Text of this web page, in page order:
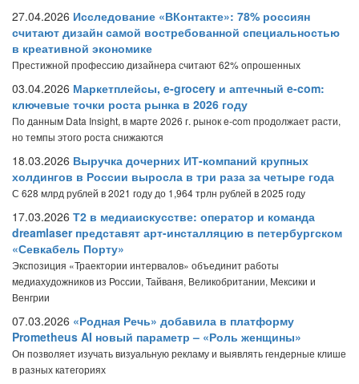
27.04.2026 Исследование «ВКонтакте»: 78% россиян
считают дизайн самой востребованной специальностью
в креативной экономике
Престижной профессию дизайнера считают 62% опрошенных
03.04.2026 Маркетплейсы, e-grocery и аптечный e-com:
ключевые точки роста рынка в 2026 году
По данным Data Insight, в марте 2026 г. рынок e-com продолжает расти,
но темпы этого роста снижаются
18.03.2026 Выручка дочерних ИТ-компаний крупных
холдингов в России выросла в три раза за четыре года
С 628 млрд рублей в 2021 году до 1,964 трлн рублей в 2025 году
17.03.2026 Т2 в медиаискусстве: оператор и команда
dreamlaser представят арт-инсталляцию в петербургском
«Севкабель Порту»
Экспозиция «Траектории интервалов» объединит работы
медиахудожников из России, Тайваня, Великобритании, Мексики и
Венгрии
07.03.2026 «Родная Речь» добавила в платформу
Prometheus AI новый параметр – «Роль женщины»
Он позволяет изучать визуальную рекламу и выявлять гендерные клише
в разных категориях